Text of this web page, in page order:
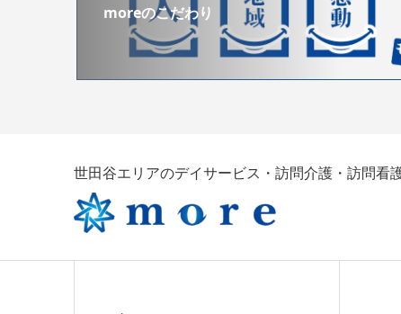
moreのこだわり
世田谷エリアのデイサービス・訪問介護・訪問看